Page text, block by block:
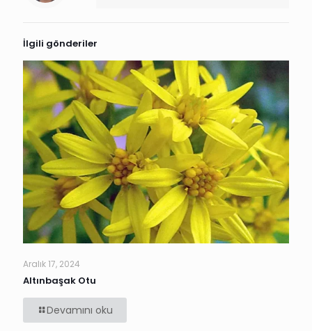
İlgili gönderiler
Aralık 17, 2024
Altınbaşak Otu
Devamını oku